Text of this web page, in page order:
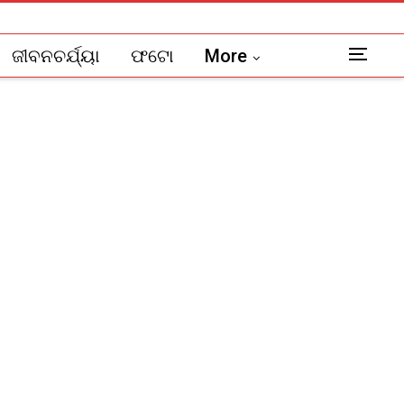
ଜୀବନଚର୍ଯ୍ୟା ଫଟୋ More